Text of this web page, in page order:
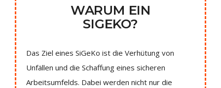
WARUM EIN
SIGEKO?
Das Ziel eines SiGeKo ist die Verhütung von
Unfällen und die Schaffung eines sicheren
Arbeitsumfelds. Dabei werden nicht nur die